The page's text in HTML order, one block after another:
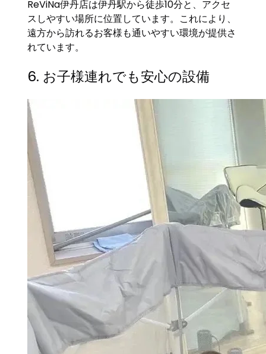
ReViNa伊丹店は伊丹駅から徒歩10分と、アクセ
スしやすい場所に位置しています。これにより、
遠方から訪れるお客様も通いやすい環境が提供さ
れています。
6. お子様連れでも安心の設備